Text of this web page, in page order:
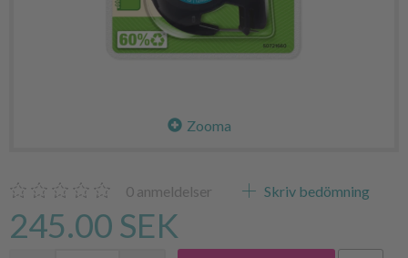
Zooma
0 anmeldelser Skriv bedömning
245.00 SEK